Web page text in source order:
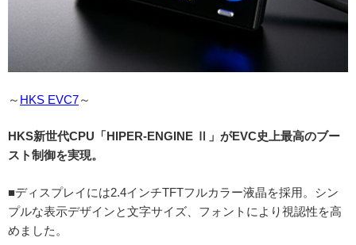
～ HKS EVC7～
HKS新世代CPU「HIPER-ENGINE Ⅱ」がEVC史上最高のブー
スト制御を実現。
■ディスプレイには2.4インチTFTフルカラー液晶を採用。シン
プルな表示デザインと文字サイズ、フォントにより視認性を高
めました。